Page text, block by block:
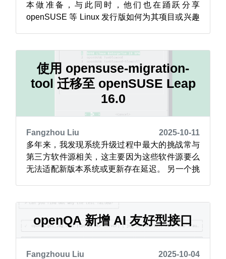
本做准备，与此同时，他们也在踊跃分享
openSUSE 等 Linux 发行版如何为其项目或兴趣
openSUSE 用户在 项目邮件列表 上写道：“我自
2018 年起就开始向 Flig...
使用 opensuse-migration-
tool 迁移至 openSUSE Leap
16.0
Fangzhou Liu
2025-10-11
多年来，我发现系统升级过程中最大的挑战常与
第三方软件源相关，这主要因为这些软件源要么
无法适配新版本系统或更新存在延迟。 另一个挑
分，我们移除了 ports 软件源，同时还引入了
SLE 更新软件源。 如今，在 Leap 16.0 版...
openQA 新增 AI 友好型接口
Fangzhouu Liu
2025-10-04